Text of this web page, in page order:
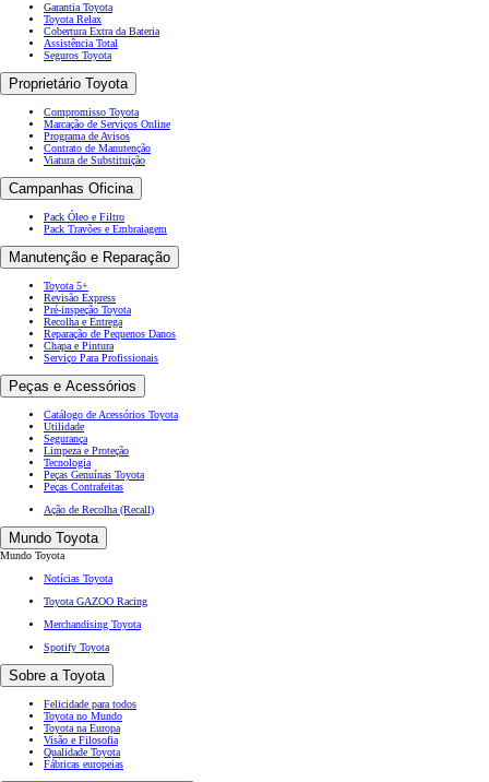
Garantia Toyota
Toyota Relax
Cobertura Extra da Bateria
Assistência Total
Seguros Toyota
Proprietário Toyota
Compromisso Toyota
Marcação de Serviços Online
Programa de Avisos
Contrato de Manutenção
Viatura de Substituição
Campanhas Oficina
Pack Óleo e Filtro
Pack Travões e Embraiagem
Manutenção e Reparação
Toyota 5+
Revisão Express
Pré-inspeção Toyota
Recolha e Entrega
Reparação de Pequenos Danos
Chapa e Pintura
Serviço Para Profissionais
Peças e Acessórios
Catálogo de Acessórios Toyota
Utilidade
Segurança
Limpeza e Proteção
Tecnologia
Peças Genuínas Toyota
Peças Contrafeitas
Ação de Recolha (Recall)
Mundo Toyota
Mundo Toyota
Notícias Toyota
Toyota GAZOO Racing
Merchandising Toyota
Spotify Toyota
Sobre a Toyota
Felicidade para todos
Toyota no Mundo
Toyota na Europa
Visão e Filosofia
Qualidade Toyota
Fábricas europeias